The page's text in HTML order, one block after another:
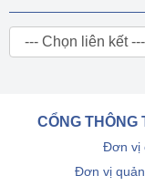
CỔNG THÔNG
Đơn vị
Đơn vị